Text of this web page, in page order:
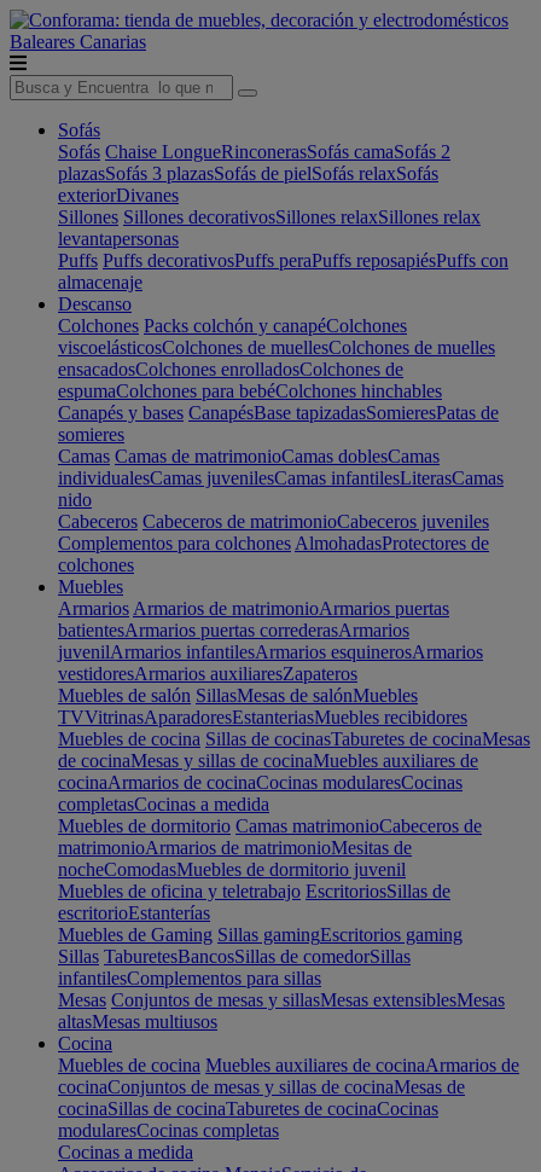
Baleares Canarias
Sofás
Sofás Chaise LongueRinconerasSofás camaSofás 2
plazasSofás 3 plazasSofás de pielSofás relaxSofás
exteriorDivanes
Sillones Sillones decorativosSillones relaxSillones relax
levantapersonas
Puffs Puffs decorativosPuffs peraPuffs reposapiésPuffs con
almacenaje
Descanso
Colchones Packs colchón y canapéColchones
viscoelásticosColchones de muellesColchones de muelles
ensacadosColchones enrolladosColchones de
espumaColchones para bebéColchones hinchables
Canapés y bases CanapésBase tapizadasSomieresPatas de
somieres
Camas Camas de matrimonioCamas doblesCamas
individualesCamas juvenilesCamas infantilesLiterasCamas
nido
Cabeceros Cabeceros de matrimonioCabeceros juveniles
Complementos para colchones AlmohadasProtectores de
colchones
Muebles
Armarios Armarios de matrimonioArmarios puertas
batientesArmarios puertas correderasArmarios
juvenilArmarios infantilesArmarios esquinerosArmarios
vestidoresArmarios auxiliaresZapateros
Muebles de salón SillasMesas de salónMuebles
TVVitrinasAparadoresEstanteriasMuebles recibidores
Muebles de cocina Sillas de cocinasTaburetes de cocinaMesas
de cocinaMesas y sillas de cocinaMuebles auxiliares de
cocinaArmarios de cocinaCocinas modularesCocinas
completasCocinas a medida
Muebles de dormitorio Camas matrimonioCabeceros de
matrimonioArmarios de matrimonioMesitas de
nocheComodasMuebles de dormitorio juvenil
Muebles de oficina y teletrabajo EscritoriosSillas de
escritorioEstanterías
Muebles de Gaming Sillas gamingEscritorios gaming
Sillas TaburetesBancosSillas de comedorSillas
infantilesComplementos para sillas
Mesas Conjuntos de mesas y sillasMesas extensiblesMesas
altasMesas multiusos
Cocina
Muebles de cocina Muebles auxiliares de cocinaArmarios de
cocinaConjuntos de mesas y sillas de cocinaMesas de
cocinaSillas de cocinaTaburetes de cocinaCocinas
modularesCocinas completas
Cocinas a medida